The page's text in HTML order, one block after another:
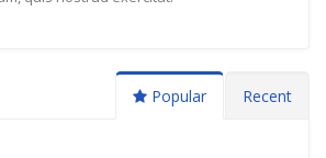
Popular Recent